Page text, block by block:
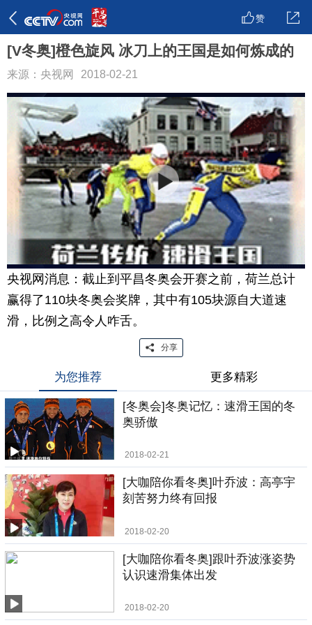
赞
[V冬奥]橙色旋风 冰刀上的王国是如何炼成的
来源：央视网 2018-02-21
央视网消息：截止到平昌冬奥会开赛之前，荷兰总计
赢得了110块冬奥会奖牌，其中有105块源自大道速
滑，比例之高令人咋舌。
分享
为您推荐 更多精彩
[冬奥会]冬奥记忆：速滑王国的冬
奥骄傲
2018-02-21
[大咖陪你看冬奥]叶乔波：高亭宇
刻苦努力终有回报
2018-02-20
[大咖陪你看冬奥]跟叶乔波涨姿势
认识速滑集体出发
2018-02-20